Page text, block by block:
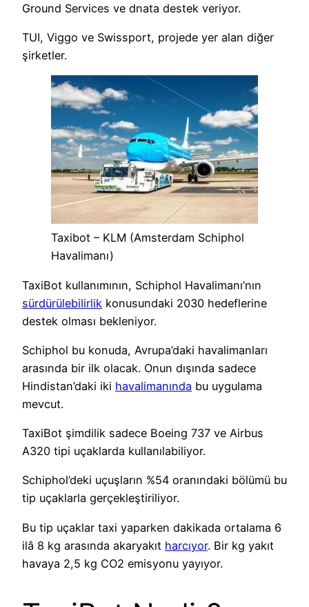
Ground Services ve dnata destek veriyor.
TUI, Viggo ve Swissport, projede yer alan diğer
şirketler.
Taxibot – KLM (Amsterdam Schiphol
Havalimanı)
TaxiBot kullanımının, Schiphol Havalimanı’nın
sürdürülebilirlik konusundaki 2030 hedeflerine
destek olması bekleniyor.
Schiphol bu konuda, Avrupa’daki havalimanları
arasında bir ilk olacak. Onun dışında sadece
Hindistan’daki iki havalimanında bu uygulama
mevcut.
TaxiBot şimdilik sadece Boeing 737 ve Airbus
A320 tipi uçaklarda kullanılabiliyor.
Schiphol’deki uçuşların %54 oranındaki bölümü bu
tip uçaklarla gerçekleştiriliyor.
Bu tip uçaklar taxi yaparken dakikada ortalama 6
ilâ 8 kg arasında akaryakıt harcıyor. Bir kg yakıt
havaya 2,5 kg CO2 emisyonu yayıyor.